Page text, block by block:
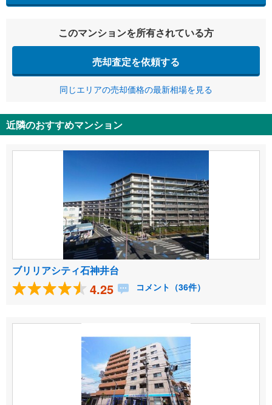
このマンションを所有されている方
売却査定を依頼する
同じエリアの売却価格の最新相場を見る
近隣のおすすめマンション
ブリリアシティ石神井台
4.25 コメント（36件）